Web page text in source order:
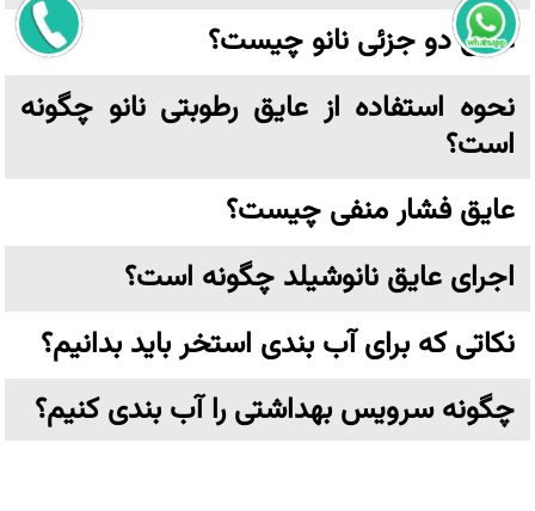
عایق دو جزئی نانو چیست؟
نحوه استفاده از عایق رطوبتی نانو چگونه
است؟
عایق فشار منفی چیست؟
اجرای عایق نانوشیلد چگونه است؟
نکاتی که برای آب بندی استخر باید بدانیم؟
چگونه سرویس بهداشتی را آب بندی کنیم؟